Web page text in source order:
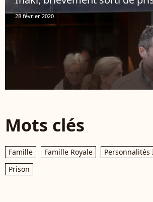
28 février 2020
Mots clés
Famille Famille Royale
Prison